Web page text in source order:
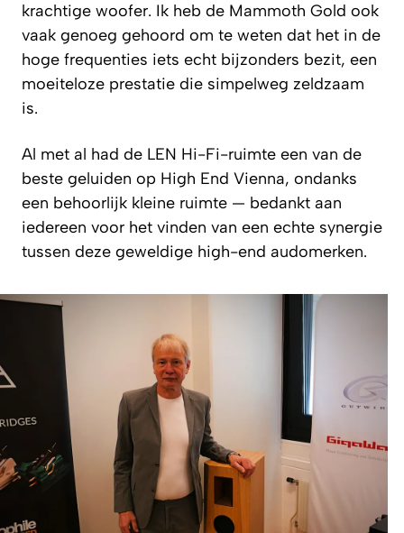
krachtige woofer. Ik heb de Mammoth Gold ook
vaak genoeg gehoord om te weten dat het in de
hoge frequenties iets echt bijzonders bezit, een
moeiteloze prestatie die simpelweg zeldzaam
is.
Al met al had de LEN Hi-Fi-ruimte een van de
beste geluiden op High End Vienna, ondanks
een behoorlijk kleine ruimte — bedankt aan
iedereen voor het vinden van een echte synergie
tussen deze geweldige high-end audomerken.